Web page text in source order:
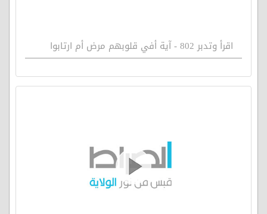
اقرأ وتدبر 802 - آية أفي قلوبهم مرض أم ارتابوا